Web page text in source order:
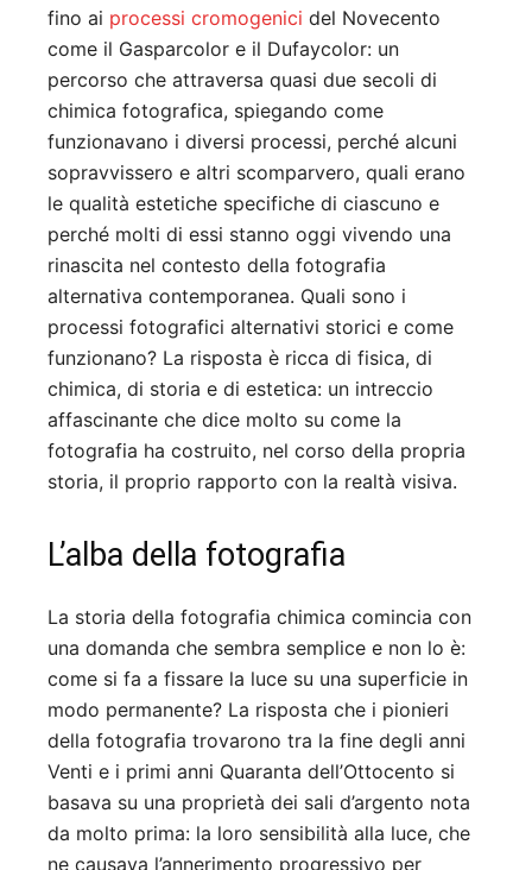
fino ai processi cromogenici del Novecento
come il Gasparcolor e il Dufaycolor: un
percorso che attraversa quasi due secoli di
chimica fotografica, spiegando come
funzionavano i diversi processi, perché alcuni
sopravvissero e altri scomparvero, quali erano
le qualità estetiche specifiche di ciascuno e
perché molti di essi stanno oggi vivendo una
rinascita nel contesto della fotografia
alternativa contemporanea. Quali sono i
processi fotografici alternativi storici e come
funzionano? La risposta è ricca di fisica, di
chimica, di storia e di estetica: un intreccio
affascinante che dice molto su come la
fotografia ha costruito, nel corso della propria
storia, il proprio rapporto con la realtà visiva.
L’alba della fotografia
La storia della fotografia chimica comincia con
una domanda che sembra semplice e non lo è:
come si fa a fissare la luce su una superficie in
modo permanente? La risposta che i pionieri
della fotografia trovarono tra la fine degli anni
Venti e i primi anni Quaranta dell’Ottocento si
basava su una proprietà dei sali d’argento nota
da molto prima: la loro sensibilità alla luce, che
ne causava l’annerimento progressivo per